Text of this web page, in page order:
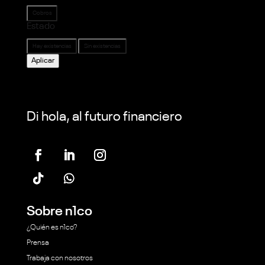
Categoría
Cobros
Estado
Estado
Hay existencias Sin existencias
Aplicar
Di hola, al futuro financiero
Sobre n1co
¿Quién es n1co?
Prensa
Trabaja con nosotros